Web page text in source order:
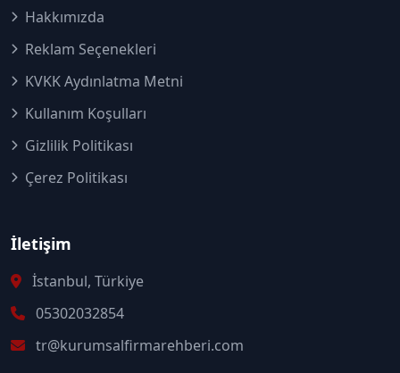
Hakkımızda
Reklam Seçenekleri
KVKK Aydınlatma Metni
Kullanım Koşulları
Gizlilik Politikası
Çerez Politikası
İletişim
İstanbul, Türkiye
05302032854
tr@kurumsalfirmarehberi.com